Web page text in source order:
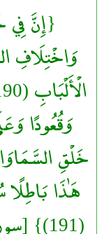
{إِنَّ
وَاخْتِلَافِ
وَقُعُودًا
خَلْقِ
هَٰذَا
(191)} [سورة آل عمران 190 - 191]